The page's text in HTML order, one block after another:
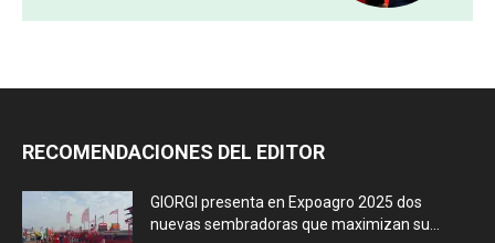
RECOMENDACIONES DEL EDITOR
GIORGI presenta en Expoagro 2025 dos
nuevas sembradoras que maximizan su...